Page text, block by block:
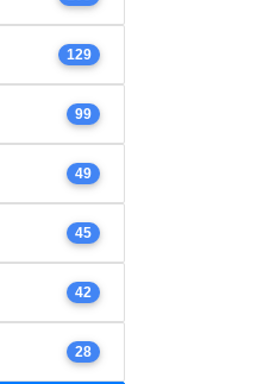
129
99
49
45
42
28